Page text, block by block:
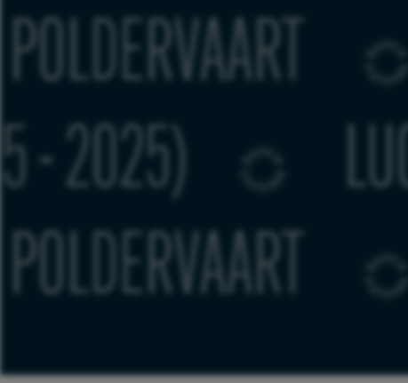
EDWIN
BOER (1965 -
EDWIN